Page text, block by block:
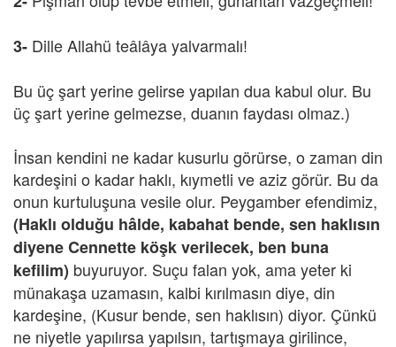
3- Dille Allahü teâlâya yalvarmalı!
Bu üç şart yerine gelirse yapılan dua kabul olur. Bu
üç şart yerine gelmezse, duanın faydası olmaz.)
İnsan kendini ne kadar kusurlu görürse, o zaman din
kardeşini o kadar haklı, kıymetli ve aziz görür. Bu da
onun kurtuluşuna vesile olur. Peygamber efendimiz,
(Haklı olduğu hâlde, kabahat bende, sen haklısın
diyene Cennette köşk verilecek, ben buna
kefilim) buyuruyor. Suçu falan yok, ama yeter ki
münakaşa uzamasın, kalbi kırılmasın diye, din
kardeşine, (Kusur bende, sen haklısın) diyor. Çünkü
ne niyetle yapılırsa yapılsın, tartışmaya girilince,